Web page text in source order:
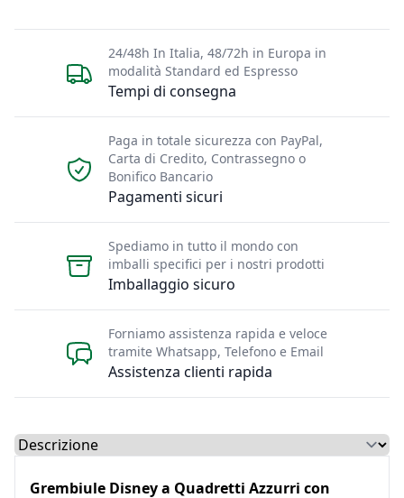
Tempi di consegna
24/48h In Italia, 48/72h in Europa in
modalità Standard ed Espresso
Pagamenti sicuri
Paga in totale sicurezza con PayPal,
Carta di Credito, Contrassegno o
Bonifico Bancario
Imballaggio sicuro
Spediamo in tutto il mondo con
imballi specifici per i nostri prodotti
Assistenza clienti rapida
Forniamo assistenza rapida e veloce
tramite Whatsapp, Telefono e Email
Select a tab
Grembiule Disney a Quadretti Azzurri con